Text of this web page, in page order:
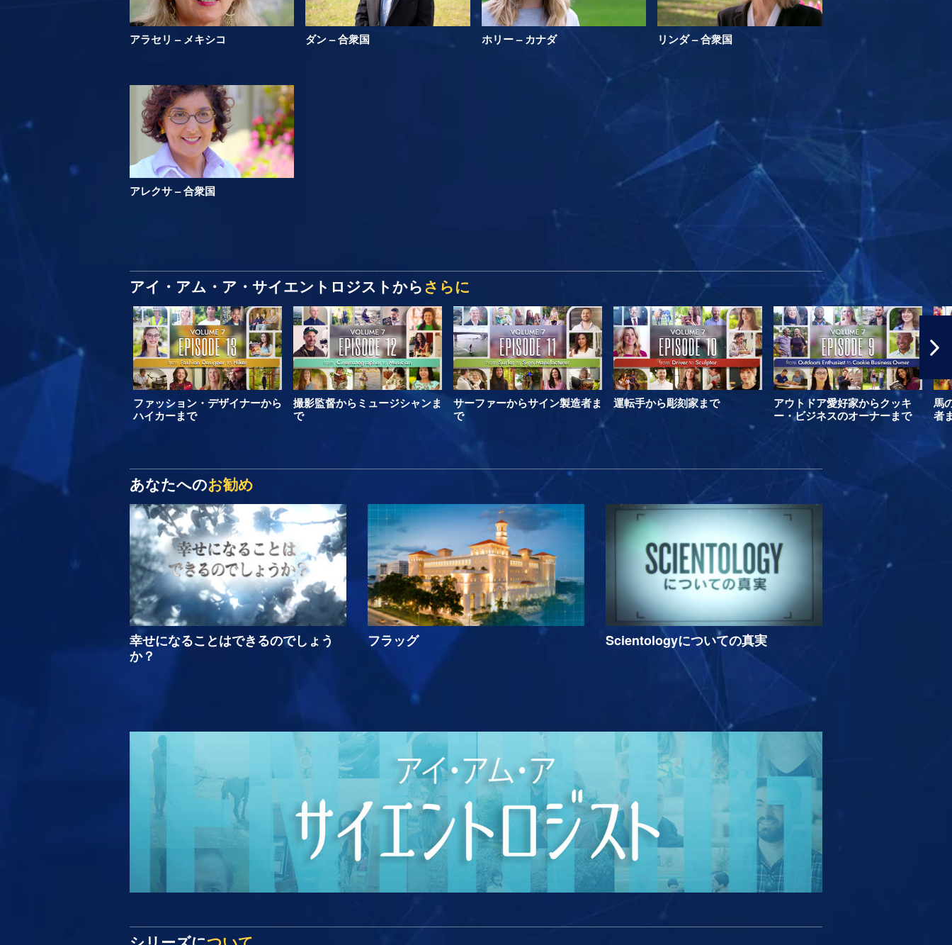
アラセリ – メキシコ ダン – 合衆国 ホリー – カナダ リンダ – 合衆国
アレクサ – 合衆国
アイ・アム・ア・サイエントロジストからさらに
ファッション・デザイナーから
ハイカーまで
撮影監督からミュージシャンま
で
サーファーからサイン製造者ま
で
運転手から彫刻家まで
アウトドア愛好家からクッキ
ー・ビジネスのオーナーまで
馬
者
あなたへのお勧め
幸せになることはできるのでしょう
か？
フラッグ Scientologyについての真実